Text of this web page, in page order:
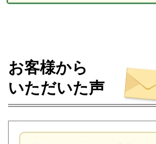
お客様から
いただいた声